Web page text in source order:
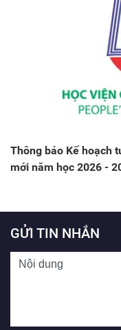
Thông báo Kế hoạch
mới năm học 2026 -
GỬI TIN NHẮN